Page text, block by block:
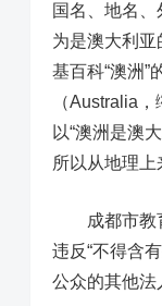
国名、地名、
为是澳大利亚
基百科“澳洲”
（Australia
以“澳洲是澳
所以从地理上
成都市教育
违反“不得含
公众的其他法